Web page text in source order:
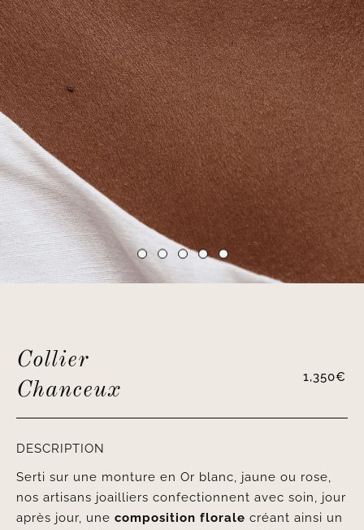
Collier
Chanceux
1,350€
DESCRIPTION
Serti sur une monture en Or blanc, jaune ou rose,
nos artisans joailliers confectionnent avec soin, jour
après jour, une composition florale créant ainsi un